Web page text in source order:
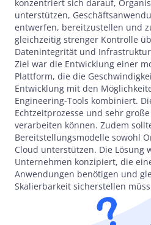
konzentriert sich darauf,
unterstützen,
entwerfen, bereitzustellen und
gleichzeitig strenger Kontrolle
Datenintegrität und
Ziel war die Entwicklung einer
Plattform, die die
Entwicklung mit den
Engineering-Tools kombiniert.
Echtzeitprozesse und sehr
verarbeiten können. Zudem
Bereitstellungsmodelle sowohl
Cloud unterstützen. Die Lösung
Unternehmen konzipiert, die
Anwendungen benötigen und
Skalierbarkeit sicherstellen